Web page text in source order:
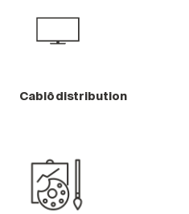
Cablôdistribution